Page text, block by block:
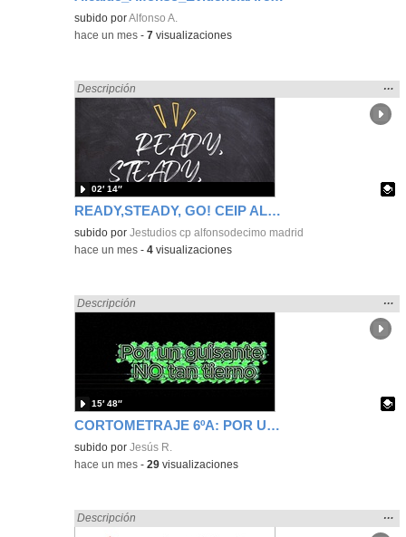
Contenido educativo.
subido porAlfonso A.
-hace un mes -7 visualizaciones
READY,STEADY, GO! CEIP ALFONSO X EL SABIO
Encontrado «Comunicación» en:
Descripción
la
…
Contenido educativo.
subido porJestudios cp alfonsodecimo madrid
02′ 14″
-hace un mes -4 visualizaciones
CORTOMETRAJE 6ºA: POR UN GUISANTE NO TAN TIERNO
Encontrado «Comunicación» en:
Descripción
la
…
Contenido educativo.
subido porJesús R.
15′ 48″
-hace un mes -29 visualizaciones
Encontrado «Comunicación» en:
Descripción
la
…